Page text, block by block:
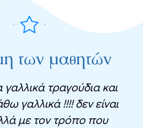
των μαθητών
τραγούδια και
γαλλικά !!!! δεν είναι
με τον τρόπο που